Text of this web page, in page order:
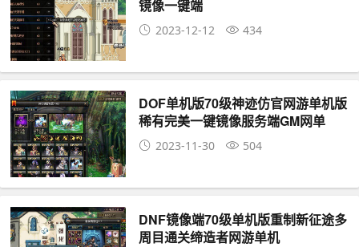
镜像一键端
2023-12-12 434
DOF单机版70级神迹仿官网游单机版
稀有完美一键镜像服务端GM网单
2023-11-30 504
DNF镜像端70级单机版重制新征途多
周目通关缔造者网游单机